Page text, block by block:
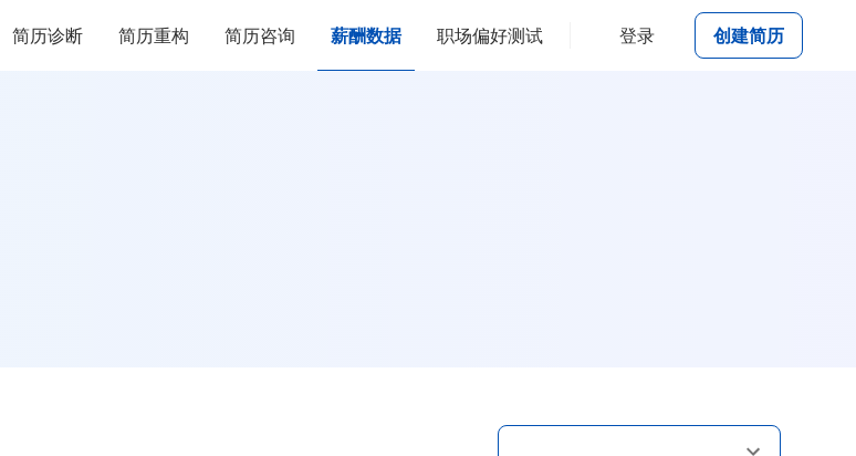
简历诊断 简历重构 简历咨询 薪酬数据 职场偏好测试 登录 创建简历